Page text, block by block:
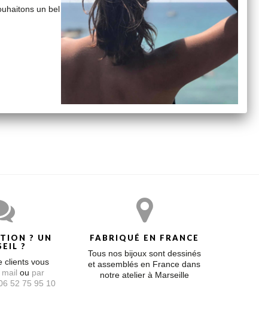
contre anneau à 15,5 et 16,5 cm. Les perles sont
? UN
?
clients vous
ou par
52 75 95 10
FABRIQUÉ EN FRANCE
Tous nos bijoux sont dessinés
et assemblés en France dans
notre atelier à Marseille
un bel